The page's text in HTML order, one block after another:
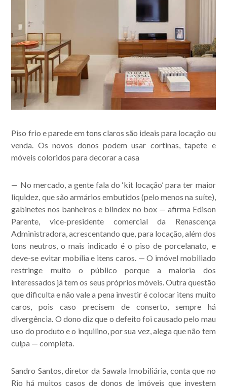
Acompanhe nossas
publicações.
Piso frio e parede em tons claros são ideais para locação ou
venda. Os novos donos podem usar cortinas, tapete e
móveis coloridos para decorar a casa
— No mercado, a gente fala do ‘kit locação’ para ter maior
liquidez, que são armários embutidos (pelo menos na suíte),
gabinetes nos banheiros e blindex no box — afirma Edison
Parente, vice-presidente comercial da Renascença
Administradora, acrescentando que, para locação, além dos
tons neutros, o mais indicado é o piso de porcelanato, e
deve-se evitar mobília e itens caros. — O imóvel mobiliado
restringe muito o público porque a maioria dos
interessados já tem os seus próprios móveis. Outra questão
que dificulta e não vale a pena investir é colocar itens muito
caros, pois caso precisem de conserto, sempre há
divergência. O dono diz que o defeito foi causado pelo mau
uso do produto e o inquilino, por sua vez, alega que não tem
culpa — completa.
Sandro Santos, diretor da Sawala Imobiliária, conta que no
Rio há muitos casos de donos de imóveis que investem